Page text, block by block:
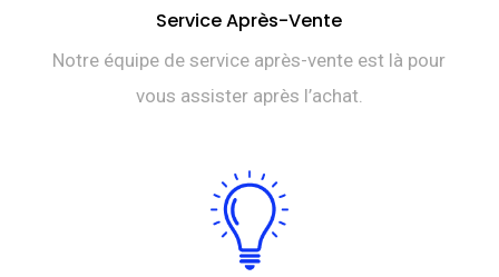
Service Après-Vente
Notre équipe de service après-vente est là pour
vous assister après l’achat.